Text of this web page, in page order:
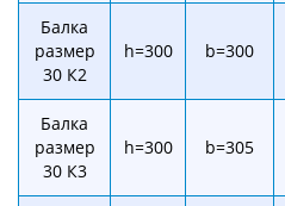
Балка
размер
30 К2
h=300 b=300
Балка
размер
30 К3
h=300 b=305